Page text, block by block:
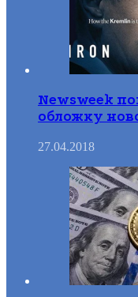
Newsweek
обложку
27.04.2018